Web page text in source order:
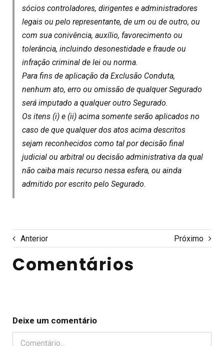
sócios controladores, dirigentes e administradores
legais ou pelo representante, de um ou de outro, ou
com sua conivência, auxílio, favorecimento ou
tolerância, incluindo desonestidade e fraude ou
infração criminal de lei ou norma.
Para fins de aplicação da Exclusão Conduta,
nenhum ato, erro ou omissão de qualquer Segurado
será imputado a qualquer outro Segurado.
Os itens (i) e (ii) acima somente serão aplicados no
caso de que qualquer dos atos acima descritos
sejam reconhecidos como tal por decisão final
judicial ou arbitral ou decisão administrativa da qual
não caiba mais recurso nessa esfera, ou ainda
admitido por escrito pelo Segurado.
Anterior Próximo
Comentários
Deixe um comentário
Comentário